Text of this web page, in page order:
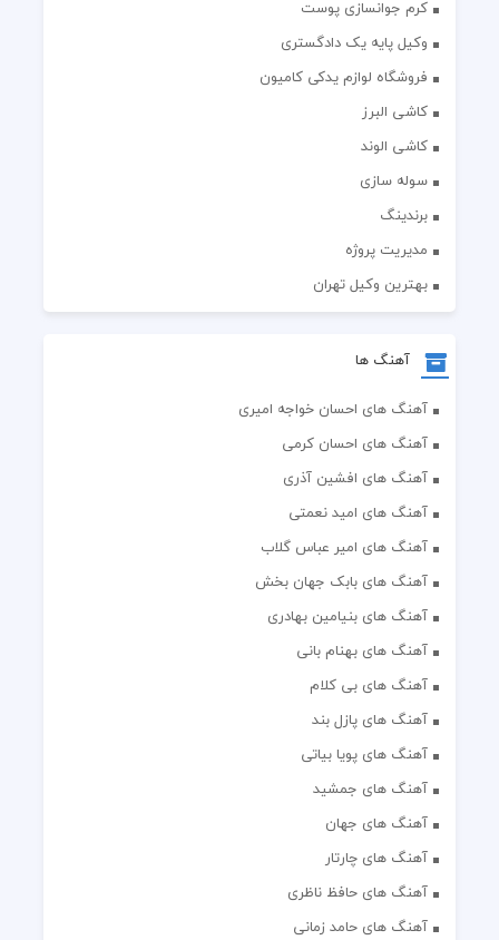
کرم جوانسازی پوست
وکیل پایه یک دادگستری
فروشگاه لوازم یدکی کامیون
کاشی البرز
کاشی الوند
سوله سازی
برندینگ
مدیریت پروژه
بهترین وکیل تهران
آهنگ ها
آهنگ های احسان خواجه امیری
آهنگ های احسان کرمی
آهنگ های افشین آذری
آهنگ های امید نعمتی
آهنگ های امیر عباس گلاب
آهنگ های بابک جهان بخش
آهنگ های بنیامین بهادری
آهنگ های بهنام بانی
آهنگ های بی کلام
آهنگ های پازل بند
آهنگ های پویا بیاتی
آهنگ های جمشید
آهنگ های جهان
آهنگ های چارتار
آهنگ های حافظ ناظری
آهنگ های حامد زمانی